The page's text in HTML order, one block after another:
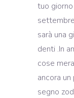
tuo
sarà una
denti .In
cose
ancora un
segno